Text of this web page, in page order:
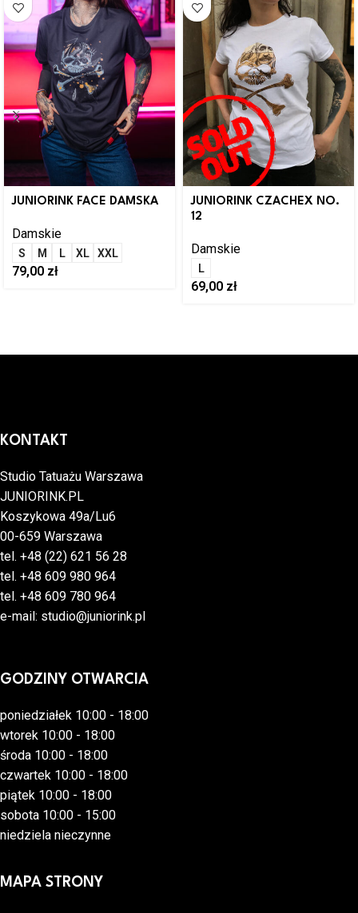
JUNIORINK FACE DAMSKA
Damskie
S M L XL XXL
79,00 zł
JUNIORINK CZACHEX NO.
12
Damskie
L
69,00 zł
KONTAKT
Studio Tatuażu Warszawa
JUNIORINK.PL
Koszykowa 49a/Lu6
00-659 Warszawa
tel. +48 (22) 621 56 28
tel. +48 609 980 964
tel. +48 609 780 964
e-mail: studio@juniorink.pl
GODZINY OTWARCIA
poniedziałek 10:00 - 18:00
wtorek 10:00 - 18:00
środa 10:00 - 18:00
czwartek 10:00 - 18:00
piątek 10:00 - 18:00
sobota 10:00 - 15:00
niedziela nieczynne
MAPA STRONY